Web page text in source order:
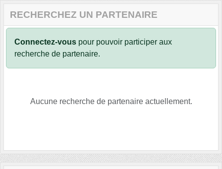
RECHERCHEZ UN PARTENAIRE
Connectez-vous pour pouvoir participer aux
recherche de partenaire.
Aucune recherche de partenaire actuellement.